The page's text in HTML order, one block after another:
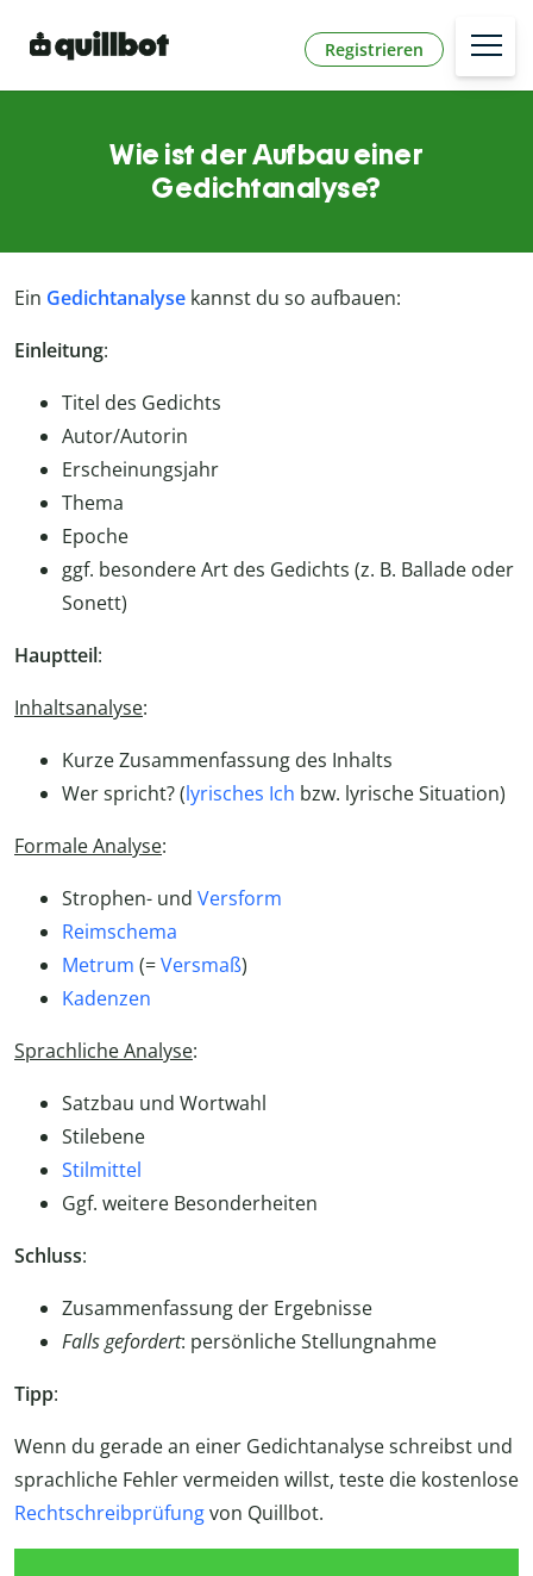
Registrieren
Wie ist der Aufbau einer
Gedichtanalyse?
Ein Gedichtanalyse kannst du so aufbauen:
Einleitung:
Titel des Gedichts
Autor/Autorin
Erscheinungsjahr
Thema
Epoche
ggf. besondere Art des Gedichts (z. B. Ballade oder
Sonett)
Hauptteil:
Inhaltsanalyse:
Kurze Zusammenfassung des Inhalts
Wer spricht? (lyrisches Ich bzw. lyrische Situation)
Formale Analyse:
Strophen- und Versform
Reimschema
Metrum (=Versmaß)
Kadenzen
Sprachliche Analyse:
Satzbau und Wortwahl
Stilebene
Stilmittel
Ggf. weitere Besonderheiten
Schluss:
Zusammenfassung der Ergebnisse
Falls gefordert: persönliche Stellungnahme
Tipp:
Wenn du gerade an einer Gedichtanalyse schreibst und
sprachliche Fehler vermeiden willst, teste die kostenlose
Rechtschreibprüfungvon Quillbot.